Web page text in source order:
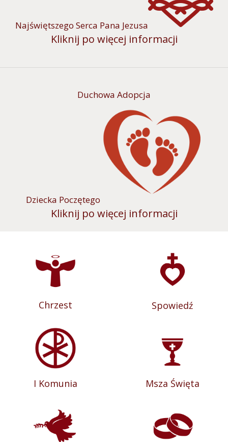
Najświętszego Serca Pana Jezusa
Kliknij po więcej informacji
Duchowa Adopcja
Dziecka Poczętego
Kliknij po więcej informacji
Chrzest Spowiedź
I Komunia Msza Święta